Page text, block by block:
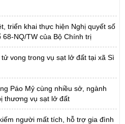
triển khai thực hiện Nghị quyết số
NQ/TW của Bộ Chính trị
vong trong vụ sạt lở đất tại xã Sì
Páo Mỷ cùng nhiều sở, ngành
thương vụ sạt lở đất
người mất tích, hỗ trợ gia đình